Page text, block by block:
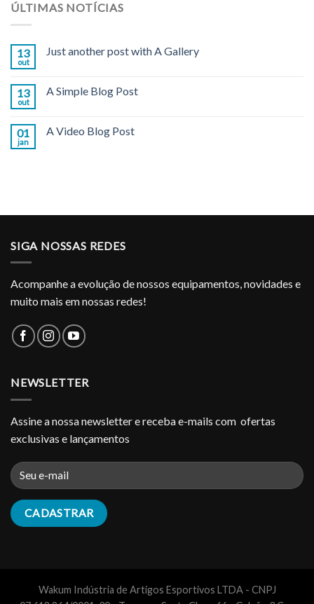
ÚLTIMAS NOTÍCIAS
13
out
Just another post with A Gallery
13
out
A Simple Blog Post
01
jan
A Video Blog Post
SIGA NOSSAS REDES
Acompanhe a evolução de nossos equipamentos, novidades e
muito mais em nossas redes!
NEWSLETTER
Assine a nossa newsletter e receba e-mails com ofertas
exclusivas e lançamentos
Wakum Indústria de Artigos Esportivos LTDA - CNPJ